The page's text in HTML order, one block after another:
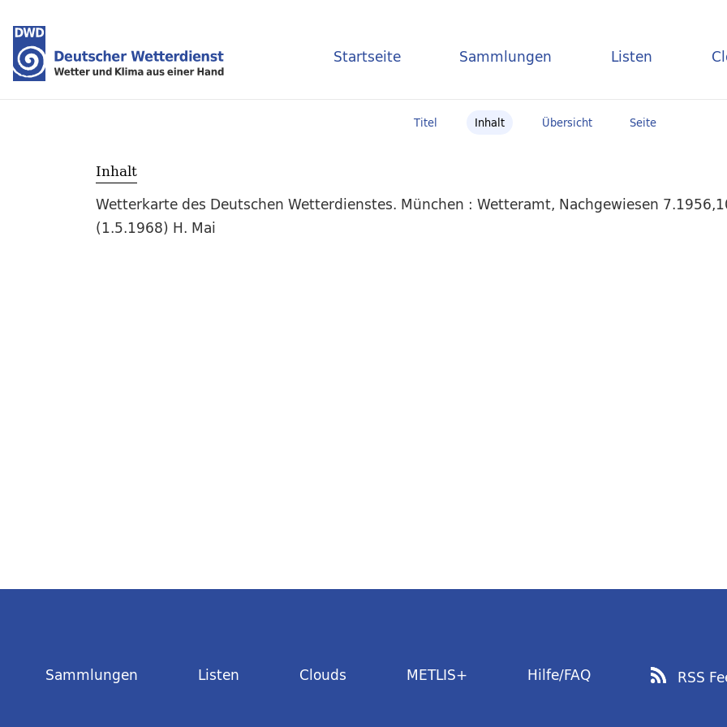
Startseite Sammlungen Listen
Titel Inhalt Übersicht Seite
Inhalt
Wetterkarte des Deutschen Wetterdienstes. München : Wetteramt, Nachgewiesen
(1.5.1968) H. Mai
Sammlungen Listen Clouds METLIS+ Hilfe/FAQ RSS